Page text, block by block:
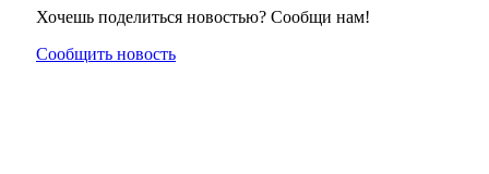
Хочешь поделиться новостью? Сообщи нам!
Сообщить новость